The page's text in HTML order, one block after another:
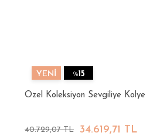
YENİ %15
Özel Koleksiyon Sevgiliye Kolye
40.729,07 TL 34.619,71 TL